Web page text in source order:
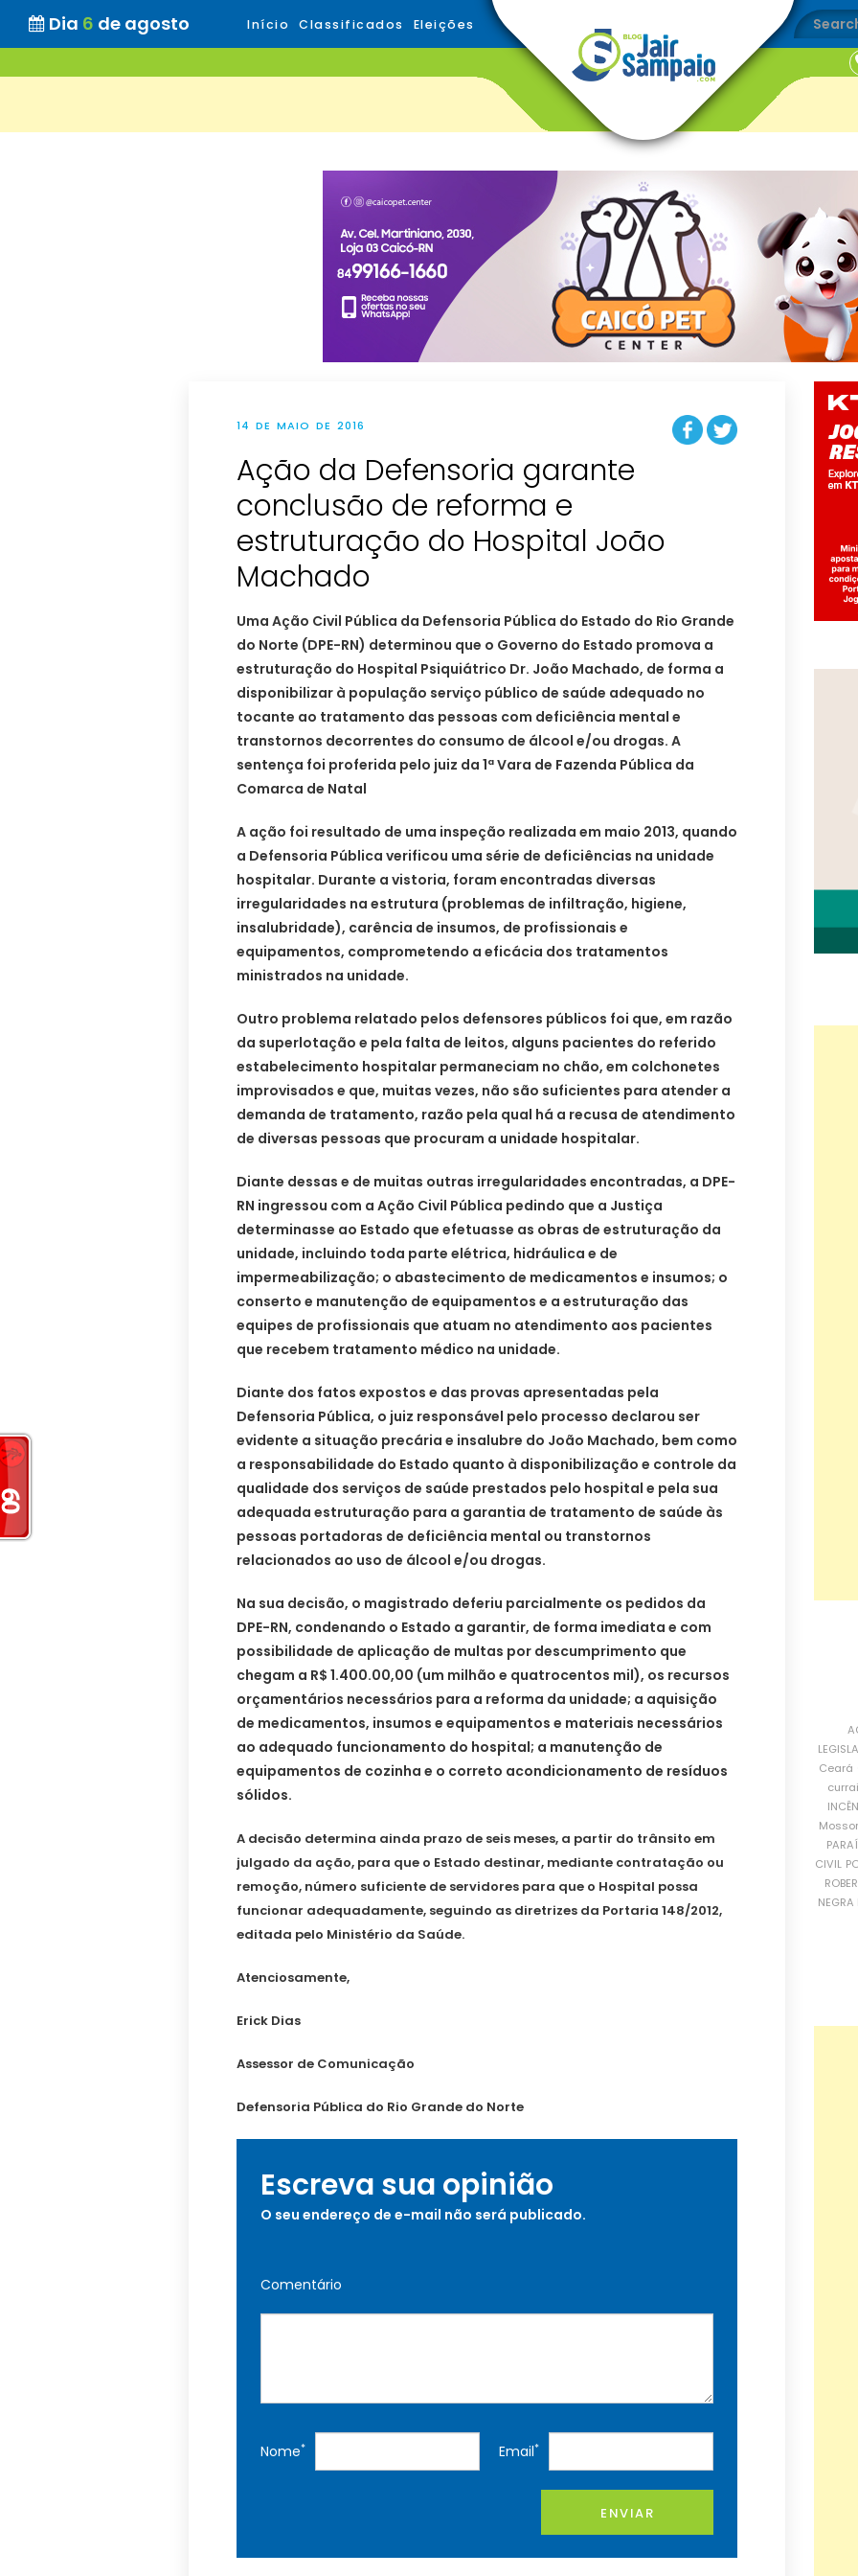
Dia 6 de agosto Início Classificados Eleições
14 DE MAIO DE 2016
Ação da Defensoria garante
conclusão de reforma e
estruturação do Hospital João
Machado
Uma Ação Civil Pública da Defensoria Pública do Estado do Rio Grande
do Norte (DPE-RN) determinou que o Governo do Estado promova a
estruturação do Hospital Psiquiátrico Dr. João Machado, de forma a
disponibilizar à população serviço público de saúde adequado no
tocante ao tratamento das pessoas com deficiência mental e
transtornos decorrentes do consumo de álcool e/ou drogas. A
sentença foi proferida pelo juiz da 1ª Vara de Fazenda Pública da
Comarca de Natal
A ação foi resultado de uma inspeção realizada em maio 2013, quando
a Defensoria Pública verificou uma série de deficiências na unidade
hospitalar. Durante a vistoria, foram encontradas diversas
irregularidades na estrutura (problemas de infiltração, higiene,
insalubridade), carência de insumos, de profissionais e
equipamentos, comprometendo a eficácia dos tratamentos
ministrados na unidade.
Outro problema relatado pelos defensores públicos foi que, em razão
da superlotação e pela falta de leitos, alguns pacientes do referido
estabelecimento hospitalar permaneciam no chão, em colchonetes
improvisados e que, muitas vezes, não são suficientes para atender a
demanda de tratamento, razão pela qual há a recusa de atendimento
de diversas pessoas que procuram a unidade hospitalar.
Diante dessas e de muitas outras irregularidades encontradas, a DPE-
RN ingressou com a Ação Civil Pública pedindo que a Justiça
determinasse ao Estado que efetuasse as obras de estruturação da
unidade, incluindo toda parte elétrica, hidráulica e de
impermeabilização; o abastecimento de medicamentos e insumos; o
conserto e manutenção de equipamentos e a estruturação das
equipes de profissionais que atuam no atendimento aos pacientes
que recebem tratamento médico na unidade.
Diante dos fatos expostos e das provas apresentadas pela
Defensoria Pública, o juiz responsável pelo processo declarou ser
evidente a situação precária e insalubre do João Machado, bem como
a responsabilidade do Estado quanto à disponibilização e controle da
qualidade dos serviços de saúde prestados pelo hospital e pela sua
adequada estruturação para a garantia de tratamento de saúde às
pessoas portadoras de deficiência mental ou transtornos
relacionados ao uso de álcool e/ou drogas.
Na sua decisão, o magistrado deferiu parcialmente os pedidos da
DPE-RN, condenando o Estado a garantir, de forma imediata e com
possibilidade de aplicação de multas por descumprimento que
chegam a R$ 1.400.00,00 (um milhão e quatrocentos mil), os recursos
orçamentários necessários para a reforma da unidade; a aquisição
de medicamentos, insumos e equipamentos e materiais necessários
ao adequado funcionamento do hospital; a manutenção de
equipamentos de cozinha e o correto acondicionamento de resíduos
sólidos.
A decisão determina ainda prazo de seis meses, a partir do trânsito em
julgado da ação, para que o Estado destinar, mediante contratação ou
remoção, número suficiente de servidores para que o Hospital possa
funcionar adequadamente, seguindo as diretrizes da Portaria 148/2012,
editada pelo Ministério da Saúde.
Atenciosamente,
Erick Dias
Assessor de Comunicação
Defensoria Pública do Rio Grande do Norte
Escreva sua opinião
O seu endereço de e-mail não será publicado.
Comentário
Nome* Email*
ENVIAR
Ceará
CIVIL
NEGRA